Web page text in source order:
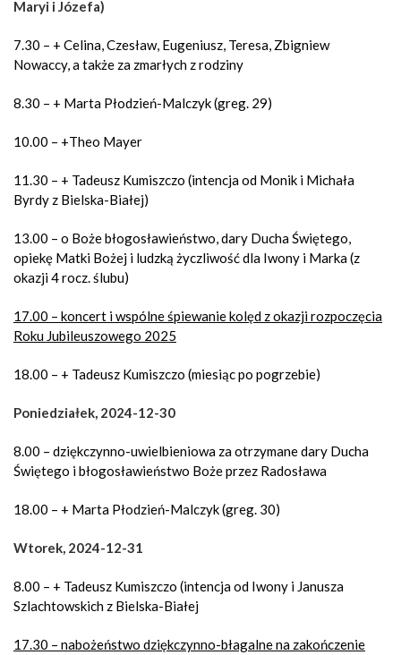
Maryi i Józefa)
7.30 – + Celina, Czesław, Eugeniusz, Teresa, Zbigniew
Nowaccy, a także za zmarłych z rodziny
8.30 – + Marta Płodzień-Malczyk (greg. 29)
10.00 – +Theo Mayer
11.30 – + Tadeusz Kumiszczo (intencja od Monik i Michała
Byrdy z Bielska-Białej)
13.00 – o Boże błogosławieństwo, dary Ducha Świętego,
opiekę Matki Bożej i ludzką życzliwość dla Iwony i Marka (z
okazji 4 rocz. ślubu)
17.00 – koncert i wspólne śpiewanie kolęd z okazji rozpoczęcia
Roku Jubileuszowego 2025
18.00 – + Tadeusz Kumiszczo (miesiąc po pogrzebie)
Poniedziałek, 2024-12-30
8.00 – dziękczynno-uwielbieniowa za otrzymane dary Ducha
Świętego i błogosławieństwo Boże przez Radosława
18.00 – + Marta Płodzień-Malczyk (greg. 30)
Wtorek, 2024-12-31
8.00 – + Tadeusz Kumiszczo (intencja od Iwony i Janusza
Szlachtowskich z Bielska-Białej
17.30 – nabożeństwo dziękczynno-błagalne na zakończenie